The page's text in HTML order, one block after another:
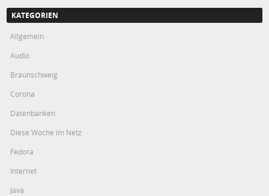
KATEGORIEN
Allgemein
Audio
Braunschweig
Corona
Datenbanken
Diese Woche im Netz
Fedora
Internet
Java